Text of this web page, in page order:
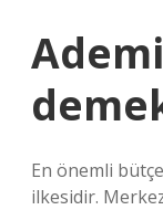
En önemli
ilkesidir.